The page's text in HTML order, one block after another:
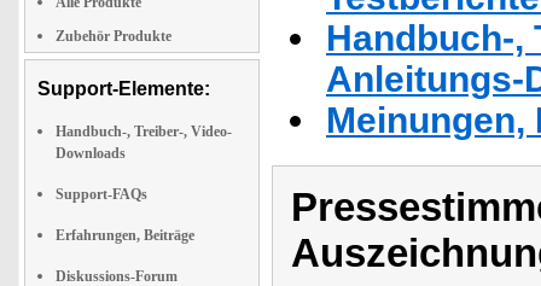
Zubehör Produkte
Support-Elemente:
Handbuch-, Treiber-, Video-
Downloads
Support-FAQs
Erfahrungen, Beiträge
Diskussions-Forum
Handbuch-,
Anleitungs-